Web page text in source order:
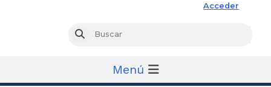
Acceder
Buscar
Menú